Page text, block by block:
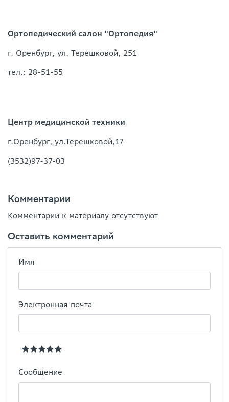
Ортопедический салон "Ортопедия"
г. Оренбург, ул. Терешковой, 251
тел.: 28-51-55
Центр медицинской техники
г.Оренбург, ул.Терешковой,17
(3532)97-37-03
Комментарии
Комментарии к материалу отсутствуют
Оставить комментарий
Имя
Электронная почта
Сообщение